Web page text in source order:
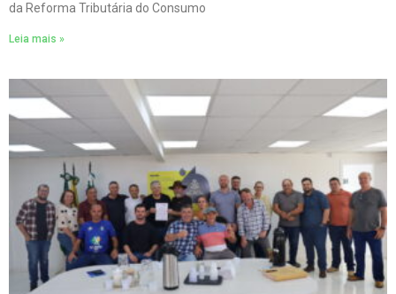
da Reforma Tributária do Consumo
Leia mais »